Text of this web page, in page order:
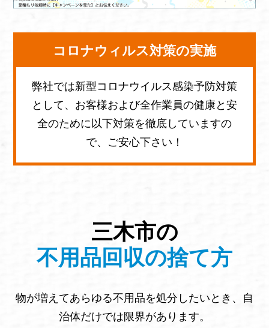
コロナウィルス対策の実施
弊社では新型コロナウイルス感染予防対策
として、お客様および全作業員の健康と安
全のために以下対策を徹底していますの
で、ご安心下さい！
三木市の
不用品回収の捨て方
物が増えてあらゆる不用品を処分したいとき、自
治体だけでは限界があります。